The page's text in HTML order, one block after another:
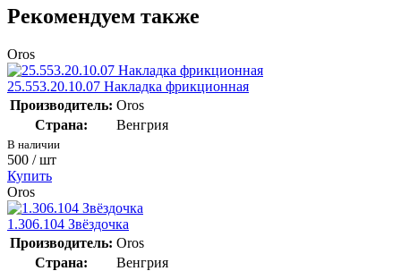
Рекомендуем также
Oros
25.553.20.10.07 Накладка фрикционная
Производитель: Oros
Страна:
Венгрия
В наличии
500 / шт
Купить
Oros
1.306.104 Звёздочка
Производитель: Oros
Страна:
Венгрия